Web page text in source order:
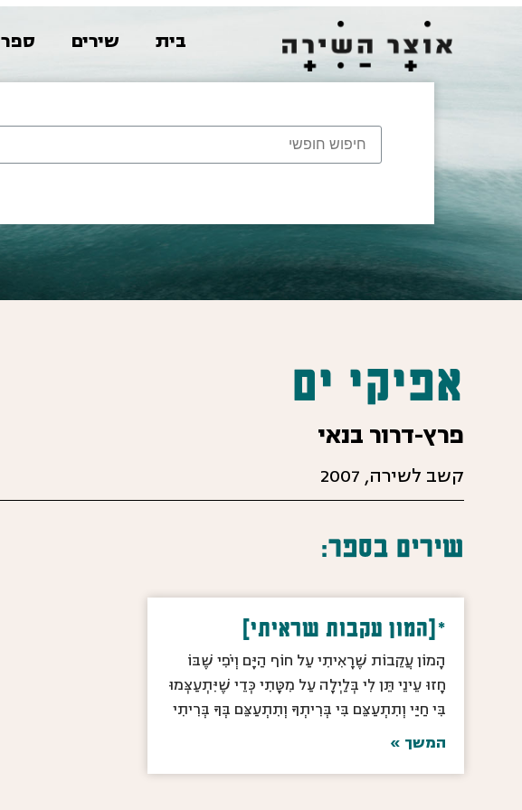
בית שירים
אפיקי ים
פרץ-דרור בנאי
קשב לשירה, 2007
שירים בספר:
*[המון עקבות שראיתי]
הָמוֹן עֲקֵבוֹת שֶׁרָאִיתִי עַל חוֹף הַיָּם וְיֹפִי שֶׁבּוֹ
חָזוּ עֵינֵי תֵּן לִי בְּלַיְלָה עַל מִטָּתִי כְּדֵי שֶׁיִּתְעַצְּמוּ
בִּי חַיַּי וְתִתְעַצֵּם בִּי בְּרִיתְךָ וְתִתְעַצֵּם בְּךָ בְּרִיתִי
המשך »